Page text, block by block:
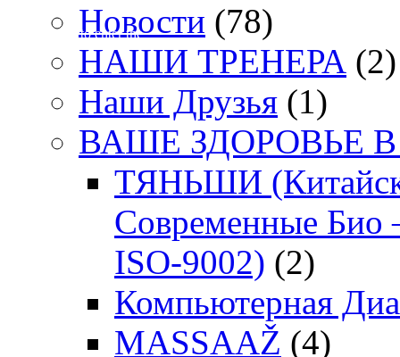
Новости (78)
НАШИ ТРЕНЕРА (2)
Наши Друзья (1)
ВАШЕ ЗДОРОВЬЕ
ТЯНЬШИ
Современные
ISO-9002) (2)
Компьютерная
MASSAAŽ (4)
Clik me to enter the